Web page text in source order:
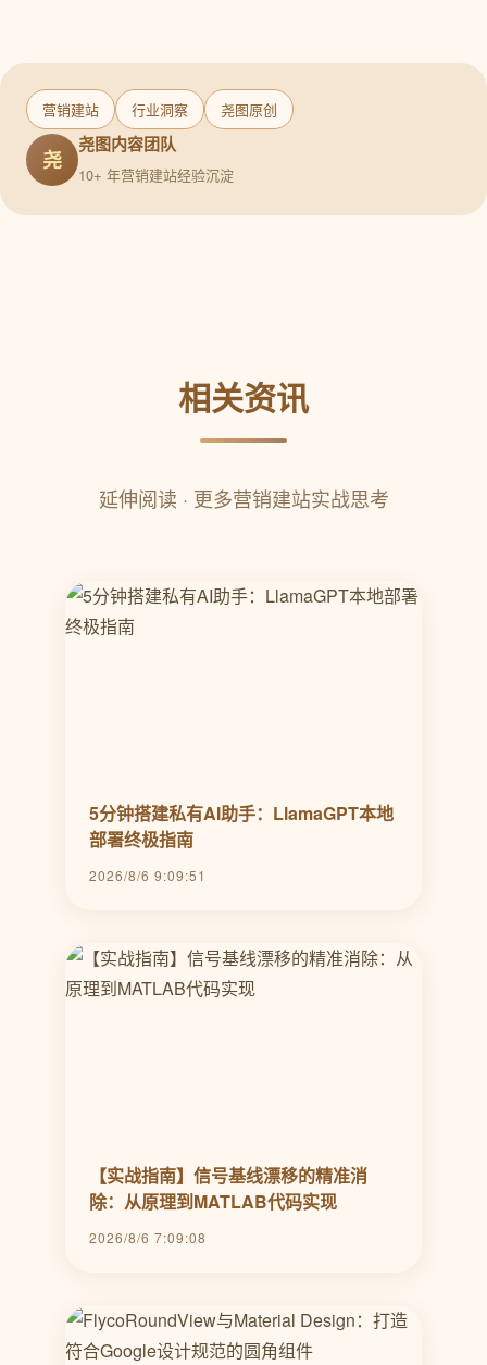
营销建站 行业洞察 尧图原创
尧
尧图内容团队
10+ 年营销建站经验沉淀
相关资讯
延伸阅读 · 更多营销建站实战思考
5分钟搭建私有AI助手：LlamaGPT本地
部署终极指南
2026/8/6 9:09:51
【实战指南】信号基线漂移的精准消
除：从原理到MATLAB代码实现
2026/8/6 7:09:08